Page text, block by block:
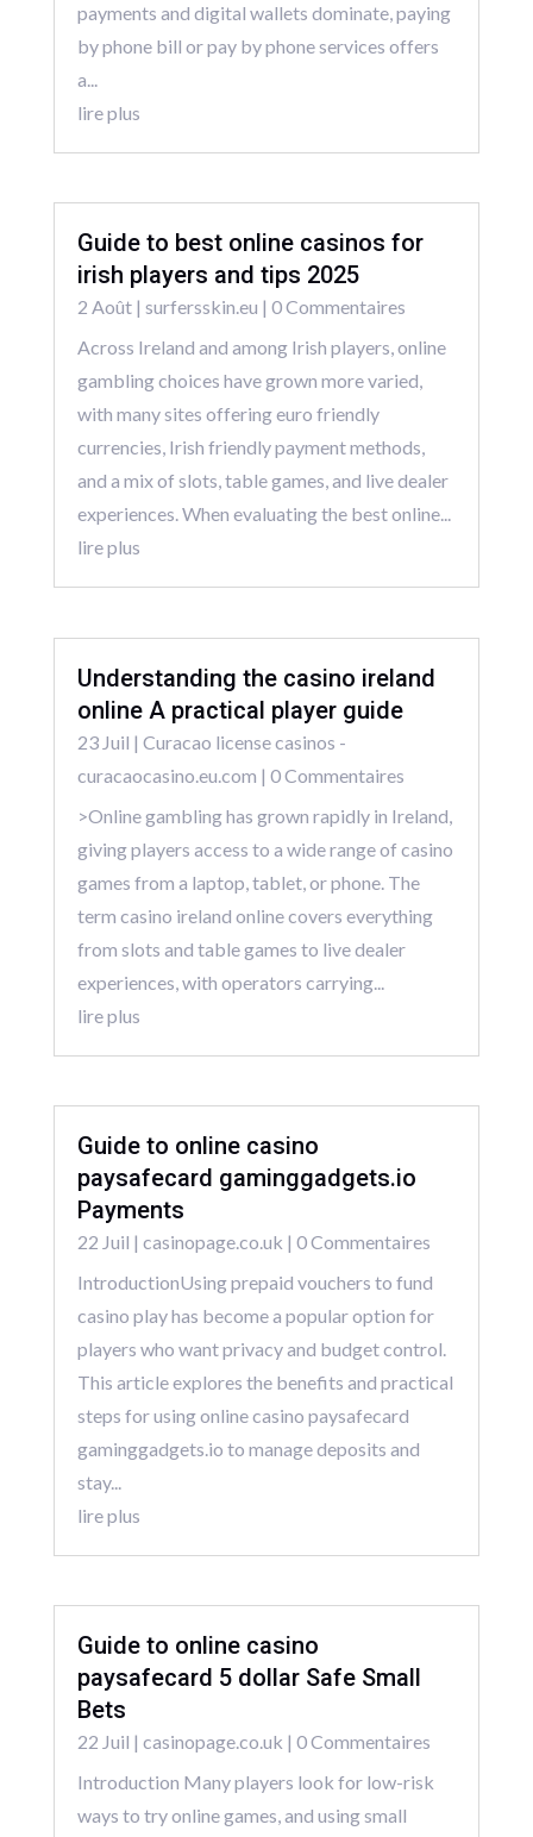
payments and digital wallets dominate, paying
by phone bill or pay by phone services offers
a...
lire plus
Guide to best online casinos for
irish players and tips 2025
2 Août| surfersskin.eu | 0 Commentaires
Across Ireland and among Irish players, online
gambling choices have grown more varied,
with many sites offering euro friendly
currencies, Irish friendly payment methods,
and a mix of slots, table games, and live dealer
experiences. When evaluating the best online...
lire plus
Understanding the casino ireland
online A practical player guide
23 Juil | Curacao license casinos -
curacaocasino.eu.com | 0 Commentaires
>Online gambling has grown rapidly in Ireland,
giving players access to a wide range of casino
games from a laptop, tablet, or phone. The
term casino ireland online covers everything
from slots and table games to live dealer
experiences, with operators carrying...
lire plus
Guide to online casino
paysafecard gaminggadgets.io
Payments
22 Juil | casinopage.co.uk | 0 Commentaires
IntroductionUsing prepaid vouchers to fund
casino play has become a popular option for
players who want privacy and budget control.
This article explores the benefits and practical
steps for using online casino paysafecard
gaminggadgets.io to manage deposits and
stay...
lire plus
Guide to online casino
paysafecard 5 dollar Safe Small
Bets
22 Juil | casinopage.co.uk | 0 Commentaires
Introduction Many players look for low-risk
ways to try online games, and using small